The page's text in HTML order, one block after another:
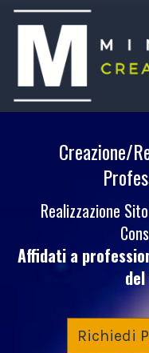
Creazione/
Realizzazione
Affidati a
Richiedi